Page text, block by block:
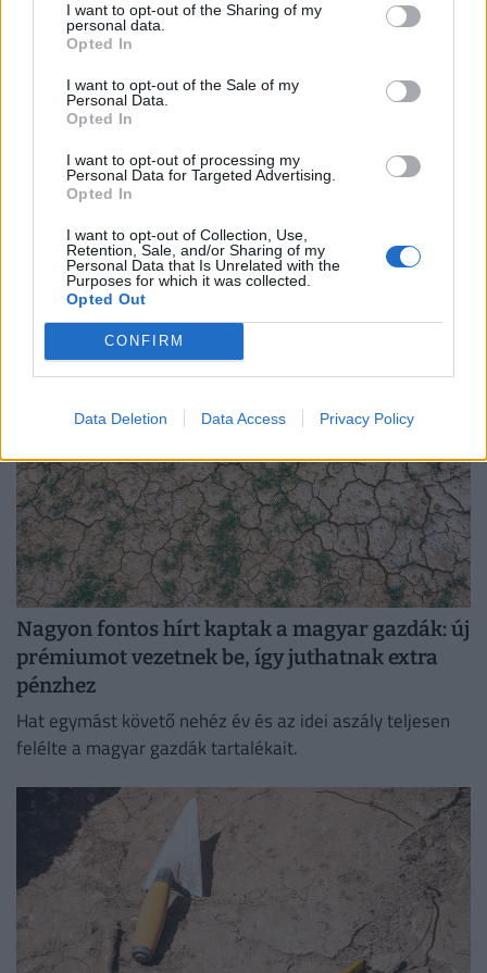
I want to opt-out of the Sharing of my
personal data.
Opted In
I want to opt-out of the Sale of my
Personal Data.
Opted In
I want to opt-out of processing my
Personal Data for Targeted Advertising.
Opted In
I want to opt-out of Collection, Use,
Retention, Sale, and/or Sharing of my
Personal Data that Is Unrelated with the
Purposes for which it was collected.
Opted Out
CONFIRM
Data Deletion Data Access Privacy Policy
Kész, ennyi volt: szinte teljesen felélte precíziós
rakéta-készletét az amerikai hadsereg
Az Egyesült Államok hadserege az Irán ellen öt hónapja
húzódó háborúban szinte teljes egészében felélte a nagy
hatótávolságú precíziós rakétáinak globális készletét.
Nagyon fontos hírt kaptak a magyar gazdák: új
prémiumot vezetnek be, így juthatnak extra
pénzhez
Hat egymást követő nehéz év és az idei aszály teljesen
felélte a magyar gazdák tartalékait.